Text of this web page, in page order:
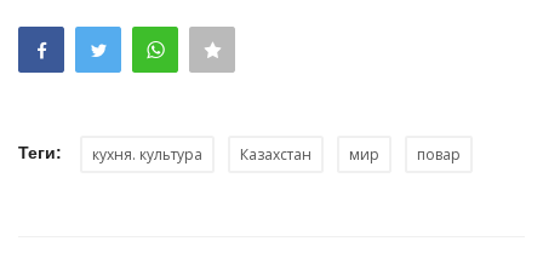
Теги: кухня. культура Казахстан мир повар